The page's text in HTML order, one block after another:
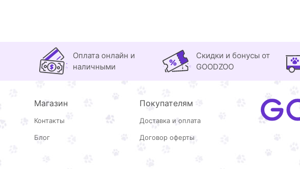
Оплата онлайн и
наличными
Скидки и бонусы от
GOODZOO
Магазин
Контакты
Блог
Покупателям
Доставка и оплата
Договор оферты